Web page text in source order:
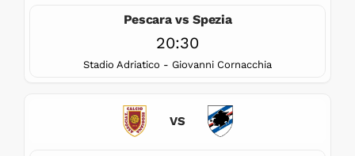
Pescara vs Spezia
20:30
Stadio Adriatico - Giovanni Cornacchia
VS